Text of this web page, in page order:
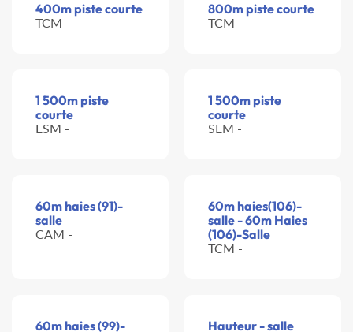
400m piste courte
TCM -
800m piste courte
TCM -
1 500m piste
courte
ESM -
1 500m piste
courte
SEM -
60m haies (91)-
salle
CAM -
60m haies(106)-
salle - 60m Haies
(106)-Salle
TCM -
60m haies (99)- Hauteur - salle